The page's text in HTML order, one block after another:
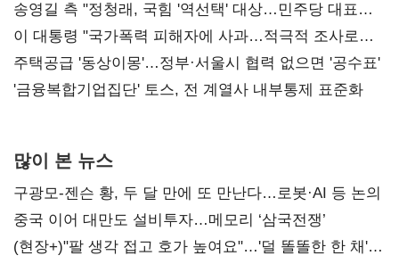
리모델링' 제안
송영길 측 "정청래, 국힘 '역선택' 대상…민주당 대표로
총선 지휘 못해"
이 대통령 "국가폭력 피해자에 사과…적극적 조사로
진실 밝혀야"
주택공급 '동상이몽'…정부·서울시 협력 없으면 '공수표'
'금융복합기업집단' 토스, 전 계열사 내부통제 표준화
많이 본 뉴스
구광모-젠슨 황, 두 달 만에 또 만난다…로봇·AI 등 논의
중국 이어 대만도 설비투자…메모리 ‘삼국전쟁’
(현장+)"팔 생각 접고 호가 높여요"…'덜 똘똘한 한 채'